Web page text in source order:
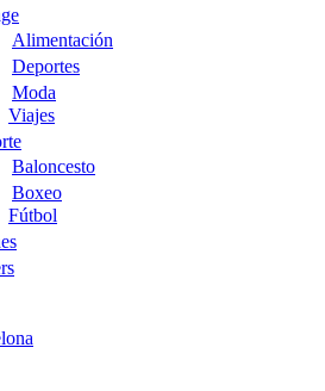
Alimentación
Deportes
Moda
Viajes
Baloncesto
Boxeo
Fútbol